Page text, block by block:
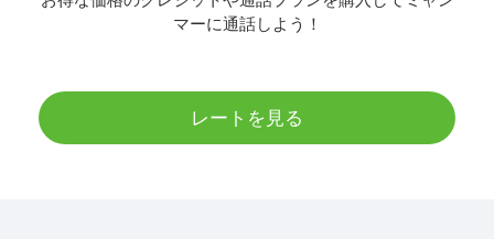
マーに通話しよう！
レートを見る